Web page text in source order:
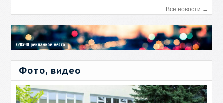
Все новости →
Фото, видео